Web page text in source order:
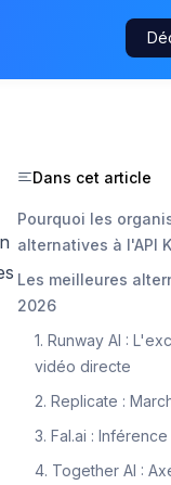
Dans cet article
Pourquoi les
alternatives à l'API
Les meilleures
2026
1. Runway AI :
vidéo directe
2. Replicate :
3. Fal.ai :
4. Together AI :